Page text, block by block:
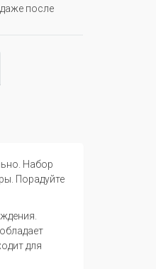
после
Набор
Порадуйте
для